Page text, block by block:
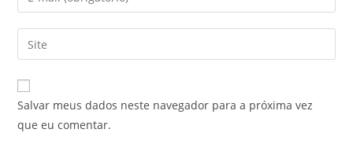
Salvar meus dados neste navegador para a próxima vez
que eu comentar.